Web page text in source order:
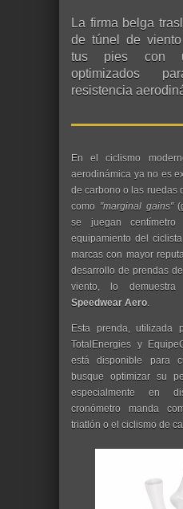
La firma belga
de túnel de
tus pies con
optimizados
resistencia
En el ciclismo
aerodinámica ya no es
de carbono o las ruedas
como "marginal gains"
se juegan
equipamiento del ciclista.
marcas con mayor
desarrollo de prendas
viento, lo
Speedwear Aero
Esta prenda, utilizada
TotalEnergies y
está disponible para
busque optimizar su
especialmente en
cronómetro manda
triatlón o el ciclismo de